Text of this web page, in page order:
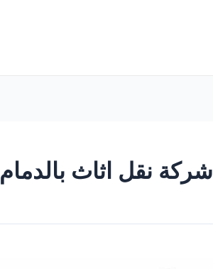
شركة نقل اثاث بالدمام